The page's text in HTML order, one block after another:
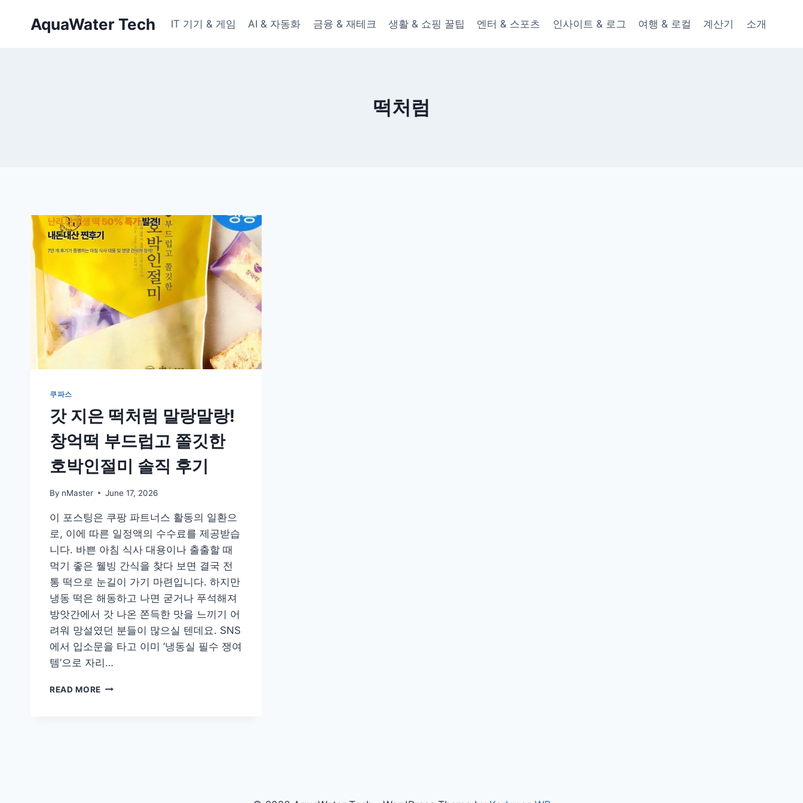
AquaWater Tech IT 기기 & 게임 AI & 자동화 금융 & 재테크 생활 & 쇼핑 꿀팁 엔터 & 스포츠 인사이트 & 로그 여행 & 로컬 계산기 소개
떡처럼
쿠파스
갓 지은 떡처럼 말랑말랑!
창억떡 부드럽고 쫄깃한
호박인절미 솔직 후기
By nMaster June 17, 2026
이 포스팅은 쿠팡 파트너스 활동의 일환으
로, 이에 따른 일정액의 수수료를 제공받습
니다. 바쁜 아침 식사 대용이나 출출할 때
먹기 좋은 웰빙 간식을 찾다 보면 결국 전
통 떡으로 눈길이 가기 마련입니다. 하지만
냉동 떡은 해동하고 나면 굳거나 푸석해져
방앗간에서 갓 나온 쫀득한 맛을 느끼기 어
려워 망설였던 분들이 많으실 텐데요. SNS
에서 입소문을 타고 이미 ‘냉동실 필수 쟁여
템’으로 자리…
READ MORE 갓